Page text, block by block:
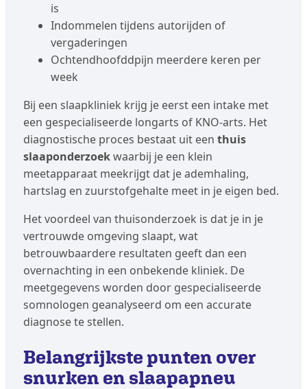
is
Indommelen tijdens autorijden of
vergaderingen
Ochtendhoofddpijn meerdere keren per
week
Bij een slaapkliniek krijg je eerst een intake met
een gespecialiseerde longarts of KNO-arts. Het
diagnostische proces bestaat uit een thuis
slaaponderzoekwaarbij je een klein
meetapparaat meekrijgt dat je ademhaling,
hartslag en zuurstofgehalte meet in je eigen bed.
Het voordeel van thuisonderzoek is dat je in je
vertrouwde omgeving slaapt, wat
betrouwbaardere resultaten geeft dan een
overnachting in een onbekende kliniek. De
meetgegevens worden door gespecialiseerde
somnologen geanalyseerd om een accurate
diagnose te stellen.
Belangrijkste punten over
snurken en slaapapneu